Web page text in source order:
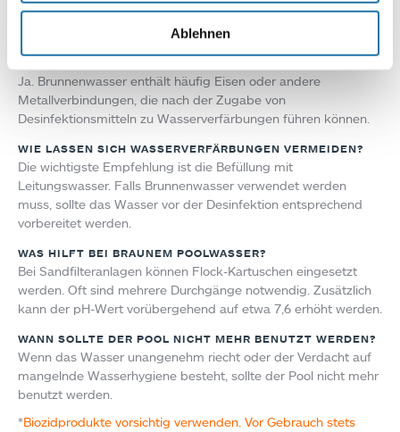
Ablehnen
Desinfektionsmittel. Dadurch oxidieren die Metalle und
verursachen die braune Verfärbung.
Ja. Brunnenwasser enthält häufig Eisen oder andere
Metallverbindungen, die nach der Zugabe von
Desinfektionsmitteln zu Wasserverfärbungen führen können.
WIE LASSEN SICH WASSERVERFÄRBUNGEN VERMEIDEN?
Die wichtigste Empfehlung ist die Befüllung mit
Leitungswasser. Falls Brunnenwasser verwendet werden
muss, sollte das Wasser vor der Desinfektion entsprechend
vorbereitet werden.
WAS HILFT BEI BRAUNEM POOLWASSER?
Bei Sandfilteranlagen können Flock-Kartuschen eingesetzt
werden. Oft sind mehrere Durchgänge notwendig. Zusätzlich
kann der pH-Wert vorübergehend auf etwa 7,6 erhöht werden.
WANN SOLLTE DER POOL NICHT MEHR BENUTZT WERDEN?
Wenn das Wasser unangenehm riecht oder der Verdacht auf
mangelnde Wasserhygiene besteht, sollte der Pool nicht mehr
benutzt werden.
*Biozidprodukte vorsichtig verwenden. Vor Gebrauch stets